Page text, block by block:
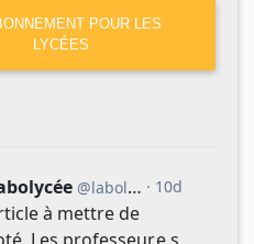
POUR LES
LYCÉES